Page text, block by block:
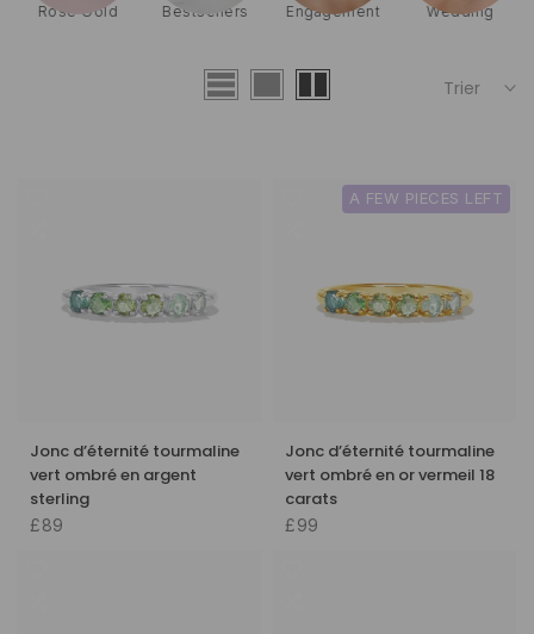
Rose Gold Bestsellers Engagement Wedding
Trier
Jonc d’éternité tourmaline
vert ombré en argent
sterling
£89
A FEW PIECES LEFT
Jonc d’éternité tourmaline
vert ombré en or vermeil 18
carats
£99